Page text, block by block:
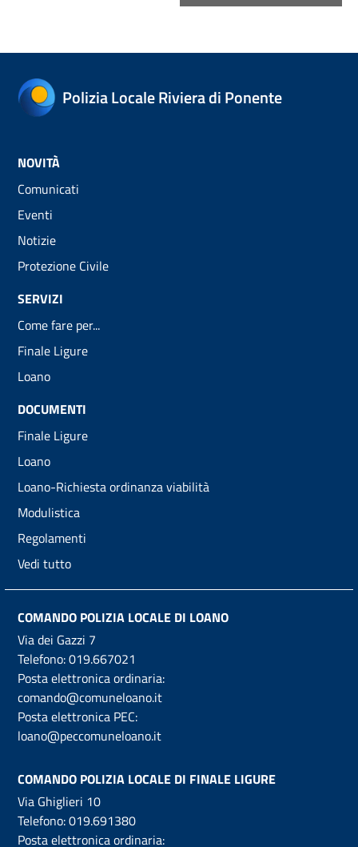
Polizia Locale Riviera di Ponente
NOVITÀ
Comunicati
Eventi
Notizie
Protezione Civile
SERVIZI
Come fare per...
Finale Ligure
Loano
DOCUMENTI
Finale Ligure
Loano
Loano-Richiesta ordinanza viabilità
Modulistica
Regolamenti
Vedi tutto
COMANDO POLIZIA LOCALE DI LOANO
Via dei Gazzi 7
Telefono:019.667021
Posta elettronica ordinaria:
comando@comuneloano.it
Posta elettronica PEC:
loano@peccomuneloano.it
COMANDO POLIZIA LOCALE DI FINALE LIGURE
Via Ghiglieri 10
Telefono:019.691380
Posta elettronica ordinaria: